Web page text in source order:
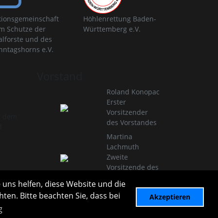
helfen, diese Website und die
Bitte beachten Sie, dass bei
Akzeptieren
Schutze der
und des
e.V.
Höhlenrettung Baden-
Württemberg e.V.
Roland Konopac
Erster
Vorsitzender
des Vorstandes
Martina
Lachmuth
Zweite
Vorsitzende des
Infos zur Vereinsleitung